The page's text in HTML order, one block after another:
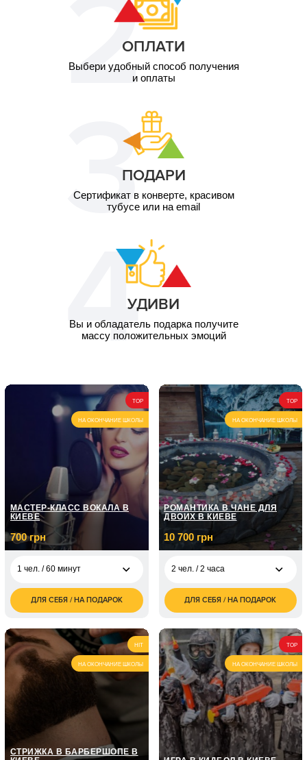
ОПЛАТИ
Выбери удобный способ получения
и оплаты
ПОДАРИ
Сертификат в конверте, красивом
тубусе или на email
УДИВИ
Вы и обладатель подарка получите
массу положительных эмоций
TOP
НА ОКОНЧАНИЕ ШКОЛЫ
МАСТЕР-КЛАСС ВОКАЛА В
КИЕВЕ
700 грн
1 чел. / 60 минут
грн
1 чел. / Курс вокала /
8 занятий по 1 часу
5 050
грн
1 чел. / Курс вокала /
12 занятий по 1 часу
7 150
ДЛЯ СЕБЯ / НА ПОДАРОК
TOP
НА ОКОНЧАНИЕ ШКОЛЫ
РОМАНТИКА В ЧАНЕ ДЛЯ
ДВОИХ В КИЕВЕ
10 700 грн
2 чел. / 2 часа
10 700
грн
ДЛЯ СЕБЯ / НА ПОДАРОК
HIT
НА ОКОНЧАНИЕ ШКОЛЫ
СТРИЖКА В БАРБЕРШОПЕ В
TOP
НА ОКОНЧАНИЕ ШКОЛЫ